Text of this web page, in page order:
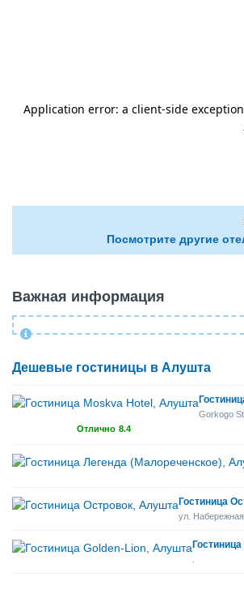
Посмотрите другие
Важная информация
Дешевые гостиницы в Алушта
Gorkogo
Отлично 8.4
Гостиница
ул.